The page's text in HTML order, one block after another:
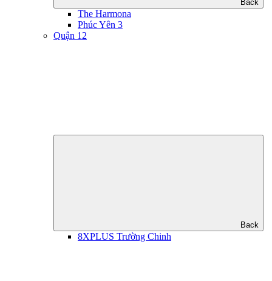
Back
The Harmona
Phúc Yên 3
Quận 12
Back
8XPLUS Trường Chinh